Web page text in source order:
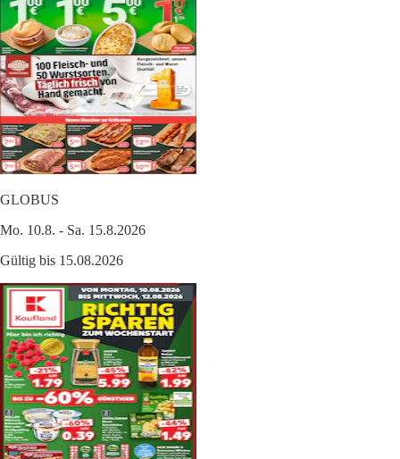
GLOBUS
Mo. 10.8. - Sa. 15.8.2026
Gültig bis 15.08.2026